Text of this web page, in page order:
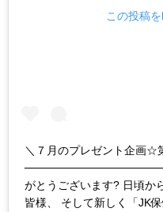
この投稿
＼７月のプレゼント企画☆
がとうございます? 日頃か
皆様、 そして新しく「JK